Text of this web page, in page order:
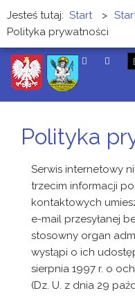
Jesteś tutaj: Start >
Polityka prywatności
Polityka
Serwis internetowy
trzecim informacji
kontaktowych
e-mail przesyłanej
stosowny organ
wystąpi o ich
sierpnia 1997 r. o
(Dz. U. z dnia 29